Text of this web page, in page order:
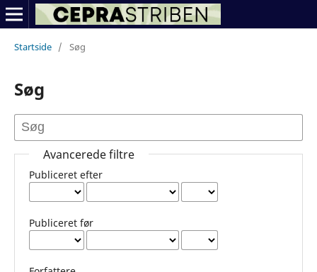
Startside / Søg
Søg
Avancerede filtre
Publiceret efter
Publiceret før